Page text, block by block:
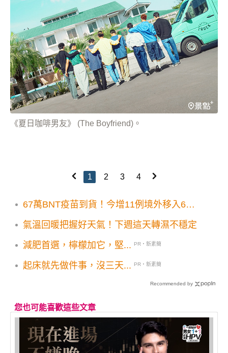
《夏日咖啡男友》 (The Boyfriend)。
1 2 3 4
67萬BNT疫苗到貨！今增11例境外移入6例
氣溫回暖把握好天氣！下週這天轉濕不穩定
減肥首選，檸檬加它，堅...
PR・新素簡
起床就先做件事，沒三天... PR・新素簡
Recommended by
您也可能喜歡這些文章